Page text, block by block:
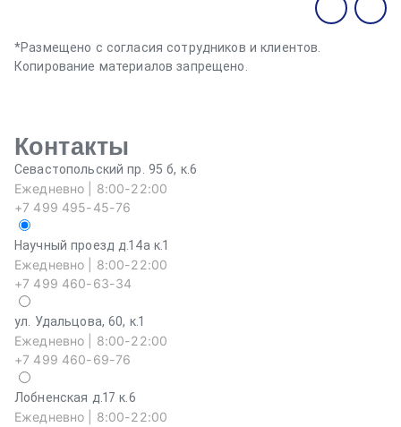
*Размещено с согласия сотрудников и клиентов.
Копирование материалов запрещено.
Контакты
Севастопольский пр. 95 б, к.6
Ежедневно | 8:00-22:00
+7 499 495-45-76
Научный проезд д.14а к.1
Ежедневно | 8:00-22:00
+7 499 460-63-34
ул. Удальцова, 60, к.1
Ежедневно | 8:00-22:00
+7 499 460-69-76
Лобненская д.17 к.6
Ежедневно | 8:00-22:00